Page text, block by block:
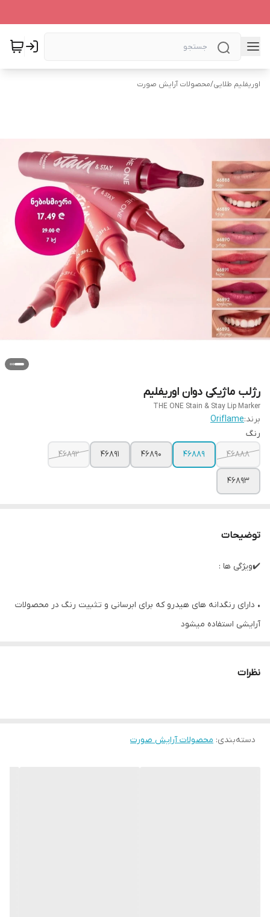
اوریفلیم طلایی/محصولات آرایش صورت
رژلب ماژیکی دوان اوریفلیم
THE ONE Stain & Stay Lip Marker
برند:Oriflame
رنگ
46888
46889
46890
46891
46892
46893
توضیحات
✔️ویژگی ها :
• دارای رنگدانه های هیدرو که برای ابرسانی و تثبیت رنگ در محصولات
آرایشی استفاده میشود
ارایشی بهداشتی خیلی گرانبها استفاده میشود لبهای شما را تا ساعتها
• در ۶ رنگ مختلف
نظرات
دسته‌بندی: محصولات آرایش صورت